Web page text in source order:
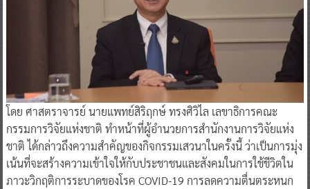
โดย ศาสตราจารย์ นายแพทย์สิริฤกษ์ ทรงศิวิไล เลขาธิการคณะ
กรรมการวิจัยแห่งชาติ ทำหน้าที่ผู้อำนวยการสำนักงานการวิจัยแห่ง
ชาติ ได้กล่าวถึงความสำคัญของกิจกรรมเสวนาในครั้งนี้ ว่าเป็นการมุ่ง
เน้นที่จะสร้างความเข้าใจให้กับประชาชนและสังคมในการใช้ชีวิตใน
ภาวะวิกฤติการระบาดของโรค COVID-19 การลดความตื่นตระหนก